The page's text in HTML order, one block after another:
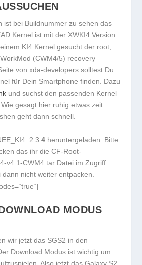
ist bei Buildnummer zu sehen das
Kernel ist mit der XWKI4 Version.
KI4 Kernel gesucht der root,
(CWM4/5) recovery
von xda-developers solltest Du
für Dein Smartphone finden. Dazu
und suchst den passenden Kernel
gesagt hier ruhig etwas zeit
geht dann schnell.
2.3.4 heruntergeladen. Bitte
das ihr die CF-Root-
v4.1-CWM4.tar Datei im Zugriff
nicht weiter entpacken.
MODUS
wir jetzt das SGS2 in den
Download Modus ist wichtig um